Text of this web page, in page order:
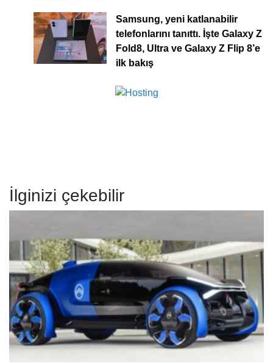
Samsung, yeni katlanabilir
telefonlarını tanıttı. İşte Galaxy Z
Fold8, Ultra ve Galaxy Z Flip 8’e
ilk bakış
İlginizi çekebilir